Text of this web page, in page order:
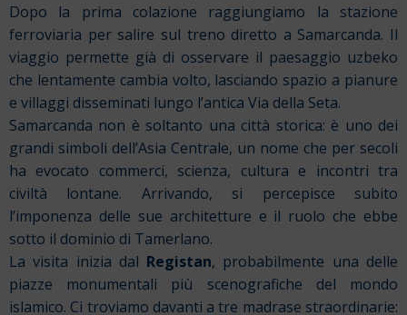
Dopo la prima colazione raggiungiamo la stazione
ferroviaria per salire sul treno diretto a Samarcanda. Il
viaggio permette già di osservare il paesaggio uzbeko
che lentamente cambia volto, lasciando spazio a pianure
e villaggi disseminati lungo l’antica Via della Seta.
Samarcanda non è soltanto una città storica: è uno dei
grandi simboli dell’Asia Centrale, un nome che per secoli
ha evocato commerci, scienza, cultura e incontri tra
civiltà lontane. Arrivando, si percepisce subito
l’imponenza delle sue architetture e il ruolo che ebbe
sotto il dominio di Tamerlano.
La visita inizia dal Registan, probabilmente una delle
piazze monumentali più scenografiche del mondo
islamico. Ci troviamo davanti a tre madrase straordinarie: